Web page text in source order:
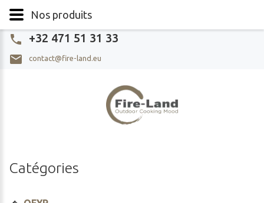
Nos produits
+32 471 51 31 33
contact@fire-land.eu
Catégories